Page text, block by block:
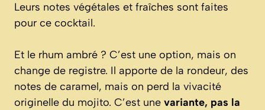
Leurs notes végétales et fraîches sont faites
pour ce cocktail.
Et le rhum ambré ? C’est une option, mais on
change de registre. Il apporte de la rondeur, des
notes de caramel, mais on perd la vivacité
originelle du mojito. C’est une variante, pas la